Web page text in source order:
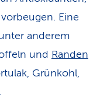
Eine
anderem
und Randen
Grünkohl,